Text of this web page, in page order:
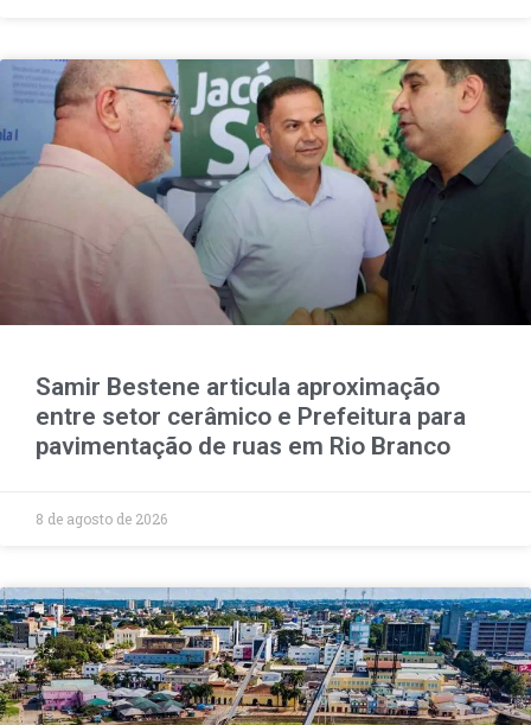
Samir Bestene articula aproximação
entre setor cerâmico e Prefeitura para
pavimentação de ruas em Rio Branco
8 de agosto de 2026